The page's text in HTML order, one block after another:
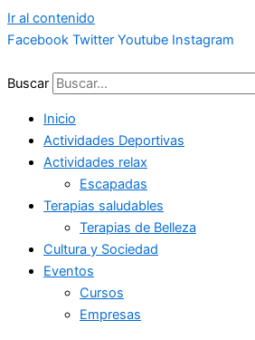
Ir al contenido
Facebook Twitter Youtube Instagram
Buscar
Inicio
Actividades Deportivas
Actividades relax
Escapadas
Terapias saludables
Terapias de Belleza
Cultura y Sociedad
Eventos
Cursos
Empresas